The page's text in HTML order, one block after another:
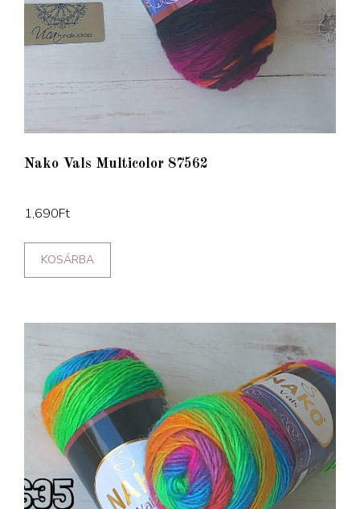
Nako Vals Multicolor 87562
1,690Ft
KOSÁRBA